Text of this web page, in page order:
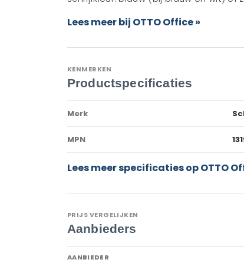
Lees meer bij OTTO Office »
KENMERKEN
Productspecificaties
Merk
MPN
Lees meer specificaties op OTTO
PRIJS VERGELIJKEN
Aanbieders
AANBIEDER